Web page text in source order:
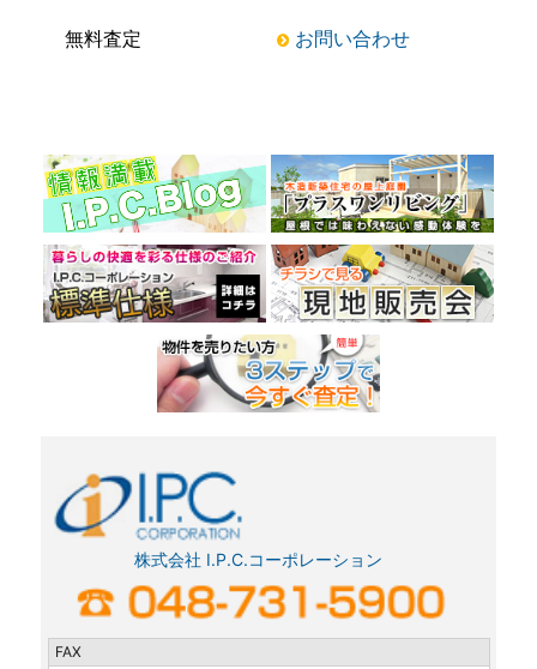
無料査定 お問い合わせ
株式会社 I.P.C.コーポレーション
FAX